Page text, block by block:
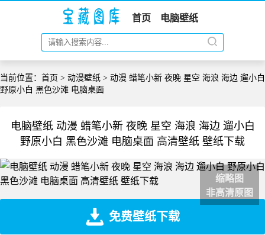
首页 电脑壁纸
当前位置： 首页 > 动漫壁纸 > 动漫 蜡笔小新 夜晚 星空 海浪 海边 遛小白
野原小白 黑色沙滩 电脑桌面
电脑壁纸 动漫 蜡笔小新 夜晚 星空 海浪 海边 遛小白
野原小白 黑色沙滩 电脑桌面 高清壁纸 壁纸下载
缩略图
非高清原图
免费壁纸下载